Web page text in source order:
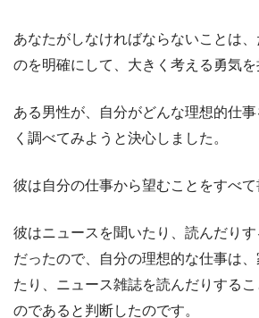
あなたがしなければならないことは
のを明確にして、大きく考える勇気を
ある男性が、自分がどんな理想的仕
く調べてみようと決心しました。
彼は自分の仕事から望むことをすべて
彼はニュースを聞いたり、読んだり
だったので、自分の理想的な仕事は
たり、ニュース雑誌を読んだりする
のであると判断したのです。